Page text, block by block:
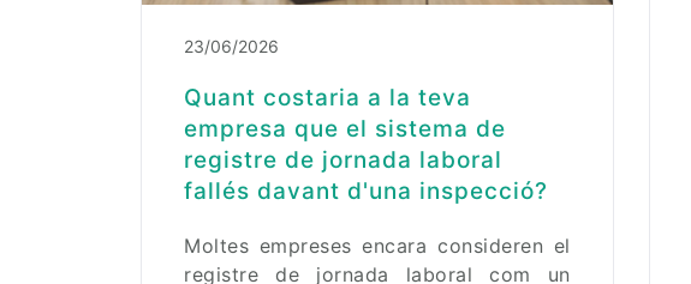
23/06/2026
Quant costaria a la teva
empresa que el sistema de
registre de jornada laboral
fallés davant d'una inspecció?
Moltes empreses encara consideren el
registre de jornada laboral com un